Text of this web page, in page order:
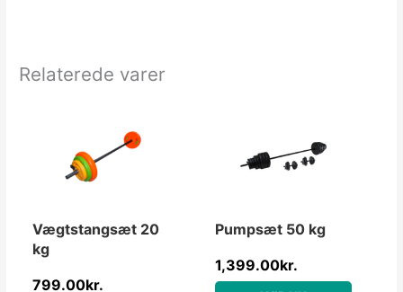
Relaterede varer
Vægtstangsæt 20
kg
799.00kr.
Pumpsæt 50 kg
1,399.00kr.